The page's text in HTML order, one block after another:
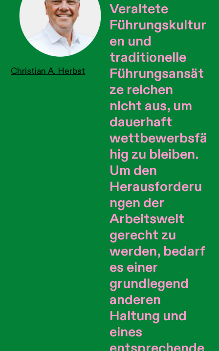
Christian A. Herbst
Veraltete
Führungskultur
en und
traditionelle
Führungsansät
ze reichen
nicht aus, um
dauerhaft
wettbewerbsfä
hig zu bleiben.
Um den
Herausforderu
ngen der
Arbeitswelt
gerecht zu
werden, bedarf
es einer
grundlegend
anderen
Haltung und
eines